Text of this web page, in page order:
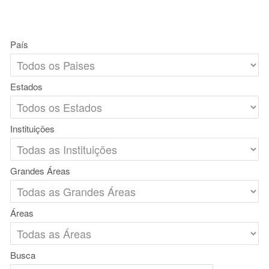
País
Estados
Instituições
Grandes Áreas
Áreas
Busca